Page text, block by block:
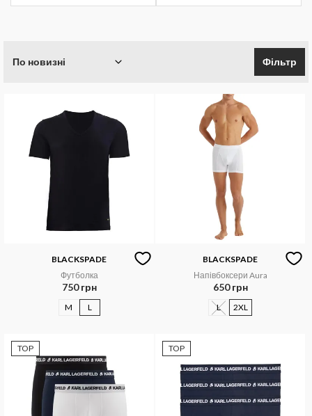
По новизні Фільтр
BLACKSPADE
Футболка
750 грн
M L
BLACKSPADE
Напівбоксери Aura
650 грн
L 2XL
TOP TOP